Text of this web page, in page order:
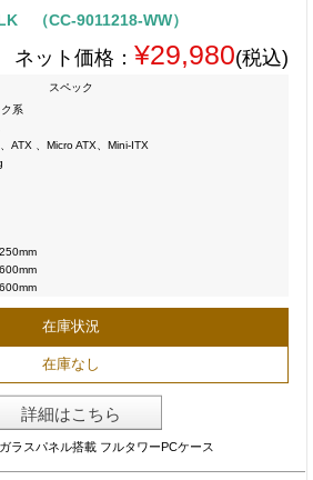
（CC-9011218-WW）
ネット価格： ¥29,980(税込)
スペック
系
ATX 、Micro ATX、Mini-ITX
在庫状況
在庫なし
詳細はこちら
ラスパネル搭載 フルタワーPCケース